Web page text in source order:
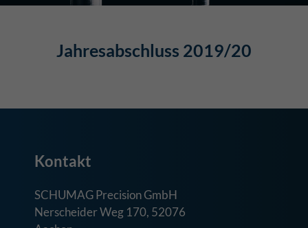
Jahresabschluss 2019/20
Kontakt
SCHUMAG Precision GmbH
Nerscheider Weg 170, 52076